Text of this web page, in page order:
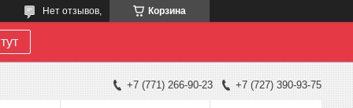
Корзина
Нет отзывов,
+7 (771) 266-90-23 +7 (727) 390-93-75